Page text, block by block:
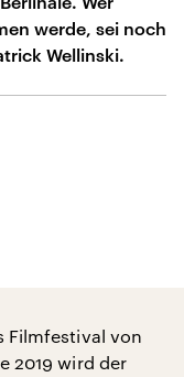
werde, sei noch
Wellinski.
Filmfestival von
2019 wird der